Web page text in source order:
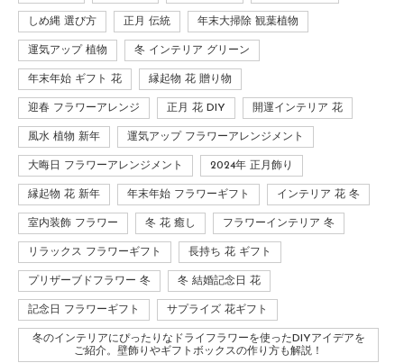
しめ縄 選び方 正月 伝統 年末大掃除 観葉植物
運気アップ 植物 冬 インテリア グリーン
年末年始 ギフト 花 縁起物 花 贈り物
迎春 フラワーアレンジ 正月 花 DIY 開運インテリア 花
風水 植物 新年 運気アップ フラワーアレンジメント
大晦日 フラワーアレンジメント 2024年 正月飾り
縁起物 花 新年 年末年始 フラワーギフト インテリア 花 冬
室内装飾 フラワー 冬 花 癒し フラワーインテリア 冬
リラックス フラワーギフト 長持ち 花 ギフト
プリザーブドフラワー 冬 冬 結婚記念日 花
記念日 フラワーギフト サプライズ 花ギフト
冬のインテリアにぴったりなドライフラワーを使ったDIYアイデアを
ご紹介。壁飾りやギフトボックスの作り方も解説！